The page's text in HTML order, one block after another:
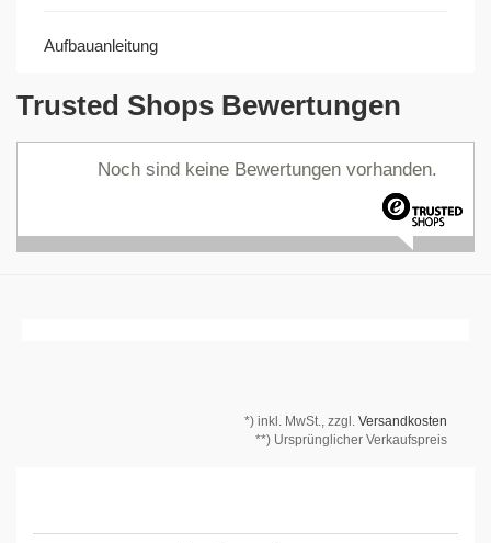
Aufbauanleitung
Trusted Shops Bewertungen
Noch sind keine Bewertungen vorhanden.
*) inkl. MwSt., zzgl. Versandkosten
**) Ursprünglicher Verkaufspreis